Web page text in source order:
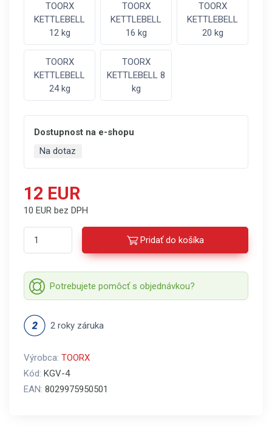
TOORX
KETTLEBELL
12 kg
TOORX
KETTLEBELL
16 kg
TOORX
KETTLEBELL
20 kg
TOORX
KETTLEBELL
24 kg
TOORX
KETTLEBELL 8
kg
Dostupnost na e-shopu
Na dotaz
12 EUR
10 EUR bez DPH
Pridať do košíka
Potrebujete pomôcť s objednávkou?
2 roky záruka
Výrobca: TOORX
Kód: KGV-4
EAN: 8029975950501